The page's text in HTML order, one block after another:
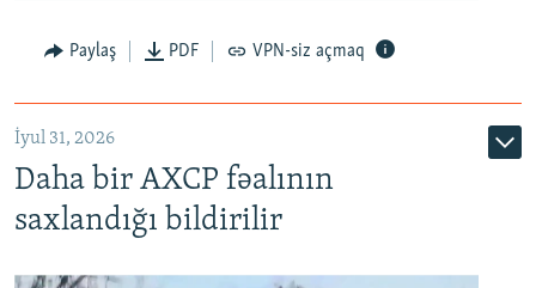
Paylaş PDF VPN-siz açmaq
İyul 31, 2026
Daha bir AXCP fəalının
saxlandığı bildirilir